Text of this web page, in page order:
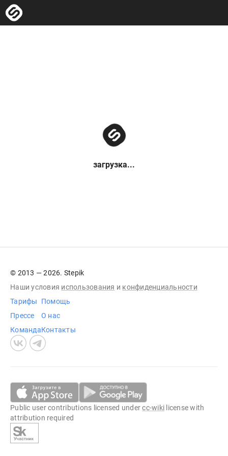
загрузка...
© 2013 — 2026. Stepik
Наши условия использования и конфиденциальности
Тарифы
Прессе
Команда
Помощь
О нас
Контакты
Public user contributions licensed undercc-wiki license with
attribution required